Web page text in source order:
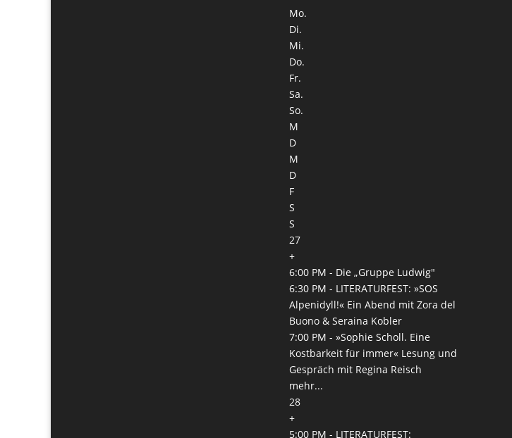
Mo.
Di.
Mi.
Do.
Fr.
Sa.
So.
M
D
M
D
F
S
S
27
+
6:00 PM - Die „Gruppe Ludwig"
6:30 PM - LITERATURFEST: »SOS
Alpenidyll!« Ein Abend mit Zora del
Buono & Seraina Kobler
7:00 PM -»Sophie Scholl. Eine
Kostbarkeit für immer« Lesung und
Gespräch mit Regina Reisch
mehr...
28
+
5:00 PM - LITERATURFEST: